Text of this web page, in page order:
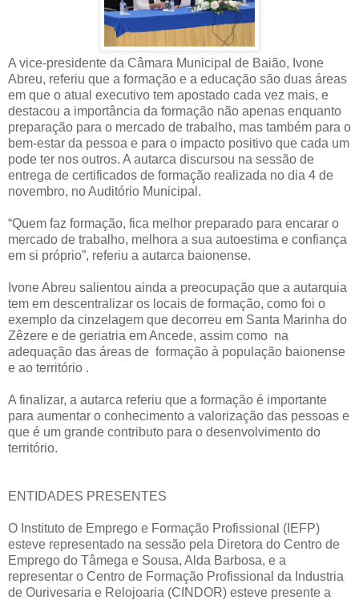
A vice-presidente da Câmara Municipal de Baião, Ivone
Abreu, referiu que a formação e a educação são duas áreas
em que o atual executivo tem apostado cada vez mais, e
destacou a importância da formação não apenas enquanto
preparação para o mercado de trabalho, mas também para o
bem-estar da pessoa e para o impacto positivo que cada um
pode ter nos outros. A autarca discursou na sessão de
entrega de certificados de formação realizada no dia 4 de
novembro, no Auditório Municipal.
“Quem faz formação, fica melhor preparado para encarar o
mercado de trabalho, melhora a sua autoestima e confiança
em si próprio”, referiu a autarca baionense.
Ivone Abreu salientou ainda a preocupação que a autarquia
tem em descentralizar os locais de formação, como foi o
exemplo da cinzelagem que decorreu em Santa Marinha do
Zêzere e de geriatria em Ancede, assim como na
adequação das áreas de formação à população baionense
e ao território .
A finalizar, a autarca referiu que a formação é importante
para aumentar o conhecimento a valorização das pessoas e
que é um grande contributo para o desenvolvimento do
território.
ENTIDADES PRESENTES
O Instituto de Emprego e Formação Profissional (IEFP)
esteve representado na sessão pela Diretora do Centro de
Emprego do Tâmega e Sousa, Alda Barbosa, e a
representar o Centro de Formação Profissional da Industria
de Ourivesaria e Relojoaria (CINDOR) esteve presente a